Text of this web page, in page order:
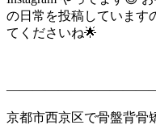
の日常を投稿しています
てくださいね🌟
京都市西京区で骨盤背骨